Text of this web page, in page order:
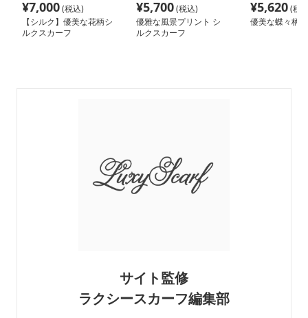
¥7,000(税込)
【シルク】優美な花柄シ
ルクスカーフ
¥5,700(税込)
優雅な風景プリント シ
ルクスカーフ
¥5,620(税
優美な蝶々柄
サイト監修
ラクシースカーフ編集部